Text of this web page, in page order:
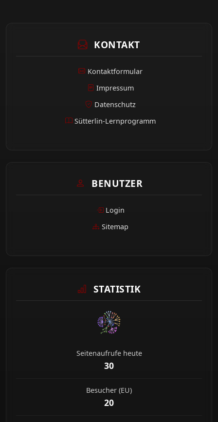
KONTAKT
Kontaktformular
Impressum
Datenschutz
Sütterlin-Lernprogramm
BENUTZER
Login
Sitemap
STATISTIK
Seitenaufrufe heute
30
Besucher (EU)
20